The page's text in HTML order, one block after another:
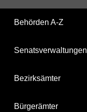
Behörden A-Z
Senatsverwaltungen
Bezirksämter
Bürgerämter